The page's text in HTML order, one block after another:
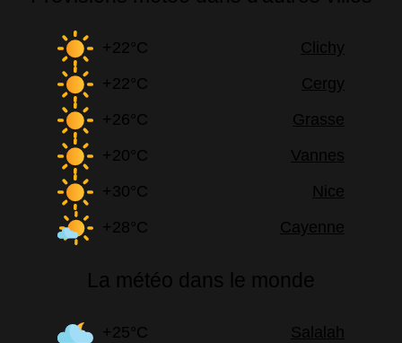
+22°C
Clichy
+22°C
Cergy
+26°C
Grasse
+20°C
Vannes
+30°C
Nice
+28°C
Cayenne
La météo dans le monde
+25°C
Salalah